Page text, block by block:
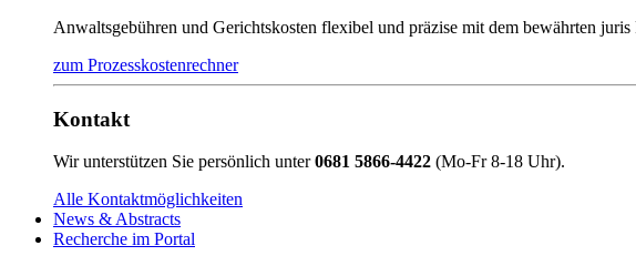
Anwaltsgebühren und Gerichtskosten flexibel und präzise mit dem bewährten juris
zum Prozesskostenrechner
Kontakt
Wir unterstützen Sie persönlich unter0681 5866-4422 (Mo-Fr 8-18 Uhr).
Alle Kontaktmöglichkeiten
News & Abstracts
Recherche im Portal